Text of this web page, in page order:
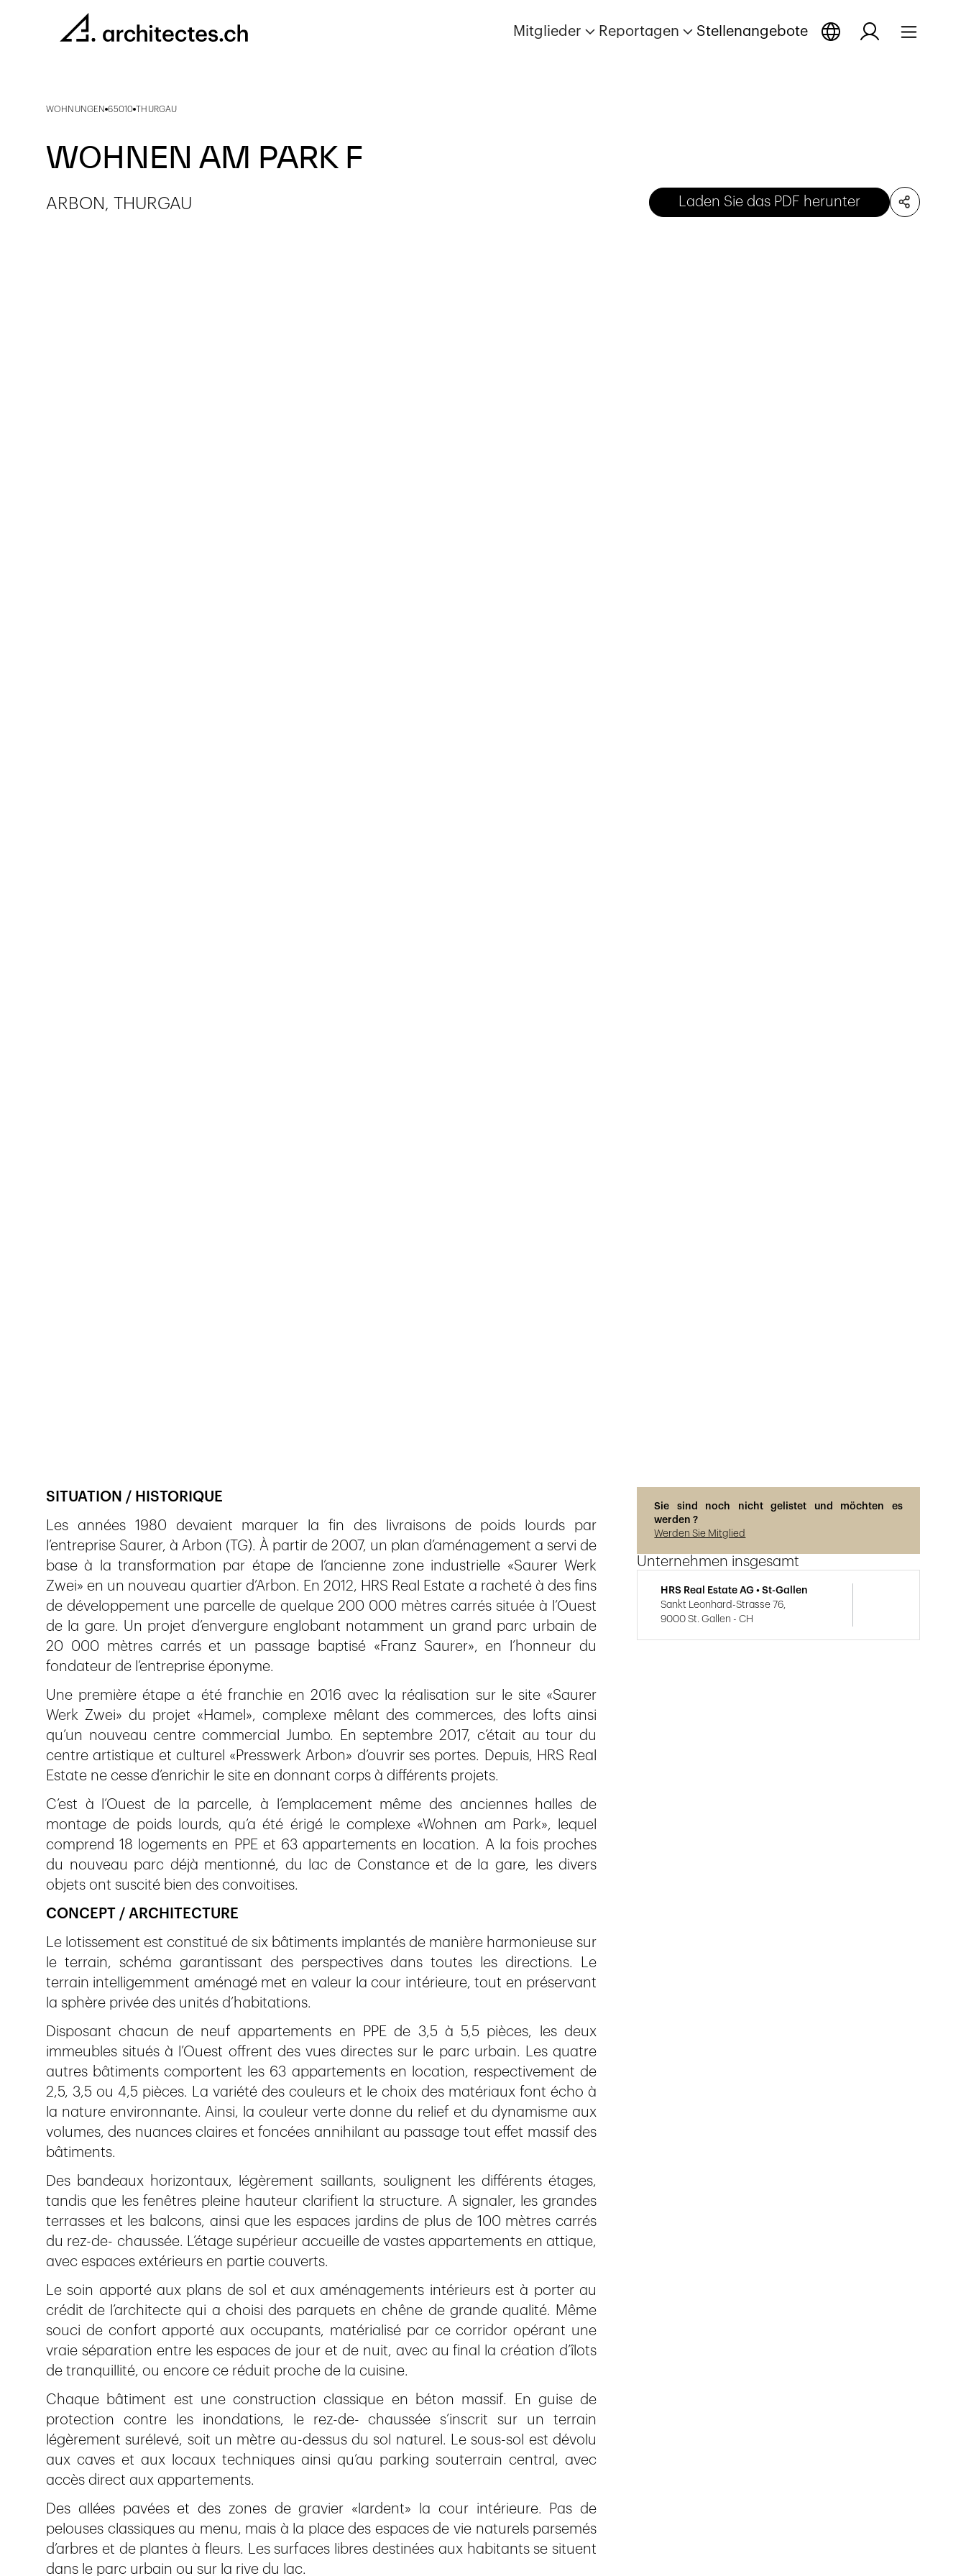
Mitglieder Reportagen Stellenangebote
WOHNUNGEN 65010 THURGAU
WOHNEN AM PARK F
ARBON, THURGAU Laden Sie das PDF herunter
SITUATION / HISTORIQUE
Les années 1980 devaient marquer la fin des livraisons de poids lourds par
l’entreprise Saurer, à Arbon (TG). À partir de 2007, un plan d’aménagement a servi de
base à la transformation par étape de l’ancienne zone industrielle «Saurer Werk
Zwei» en un nouveau quartier d’Arbon. En 2012, HRS Real Estate a racheté à des fins
de développement une parcelle de quelque 200 000 mètres carrés située à l’Ouest
de la gare. Un projet d’envergure englobant notamment un grand parc urbain de
20 000 mètres carrés et un passage baptisé «Franz Saurer», en l’honneur du
fondateur de l’entreprise éponyme.
Une première étape a été franchie en 2016 avec la réalisation sur le site «Saurer
Werk Zwei» du projet «Hamel», complexe mêlant des commerces, des lofts ainsi
qu’un nouveau centre commercial Jumbo. En septembre 2017, c’était au tour du
centre artistique et culturel «Presswerk Arbon» d’ouvrir ses portes. Depuis, HRS Real
Estate ne cesse d’enrichir le site en donnant corps à différents projets.
C’est à l’Ouest de la parcelle, à l’emplacement même des anciennes halles de
montage de poids lourds, qu’a été érigé le complexe «Wohnen am Park», lequel
comprend 18 logements en PPE et 63 appartements en location. A la fois proches
du nouveau parc déjà mentionné, du lac de Constance et de la gare, les divers
objets ont suscité bien des convoitises.
CONCEPT / ARCHITECTURE
Le lotissement est constitué de six bâtiments implantés de manière harmonieuse sur
le terrain, schéma garantissant des perspectives dans toutes les directions. Le
terrain intelligemment aménagé met en valeur la cour intérieure, tout en préservant
la sphère privée des unités d’habitations.
Disposant chacun de neuf appartements en PPE de 3,5 à 5,5 pièces, les deux
immeubles situés à l’Ouest offrent des vues directes sur le parc urbain. Les quatre
autres bâtiments comportent les 63 appartements en location, respectivement de
2,5, 3,5 ou 4,5 pièces. La variété des couleurs et le choix des matériaux font écho à
la nature environnante. Ainsi, la couleur verte donne du relief et du dynamisme aux
volumes, des nuances claires et foncées annihilant au passage tout effet massif des
bâtiments.
Des bandeaux horizontaux, légèrement saillants, soulignent les différents étages,
tandis que les fenêtres pleine hauteur clarifient la structure. A signaler, les grandes
terrasses et les balcons, ainsi que les espaces jardins de plus de 100 mètres carrés
du rez-de- chaussée. L’étage supérieur accueille de vastes appartements en attique,
avec espaces extérieurs en partie couverts.
Le soin apporté aux plans de sol et aux aménagements intérieurs est à porter au
crédit de l’architecte qui a choisi des parquets en chêne de grande qualité. Même
souci de confort apporté aux occupants, matérialisé par ce corridor opérant une
vraie séparation entre les espaces de jour et de nuit, avec au final la création d’îlots
de tranquillité, ou encore ce réduit proche de la cuisine.
Chaque bâtiment est une construction classique en béton massif. En guise de
protection contre les inondations, le rez-de- chaussée s’inscrit sur un terrain
légèrement surélevé, soit un mètre au-dessus du sol naturel. Le sous-sol est dévolu
aux caves et aux locaux techniques ainsi qu’au parking souterrain central, avec
accès direct aux appartements.
Des allées pavées et des zones de gravier «lardent» la cour intérieure. Pas de
pelouses classiques au menu, mais à la place des espaces de vie naturels parsemés
d’arbres et de plantes à fleurs. Les surfaces libres destinées aux habitants se situent
dans le parc urbain ou sur la rive du lac.
Sie sind noch nicht gelistet und möchten es
werden ?
Werden Sie Mitglied
Unternehmen insgesamt
HRS Real Estate AG • St-Gallen
Sankt Leonhard-Strasse 76,
9000 St. Gallen - CH